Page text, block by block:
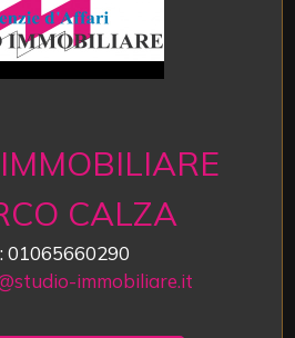
CALZA
01065660290
immobiliare.it